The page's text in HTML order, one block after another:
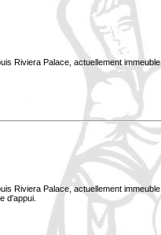
Riviera Palace, actuellement immeuble
Riviera Palace, actuellement immeuble
d'appui.